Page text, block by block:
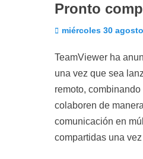
Pronto
Publicado
miércoles 30
TeamViewer ha
una vez que sea
remoto,
colaboren de
comunicación en
compartidas una